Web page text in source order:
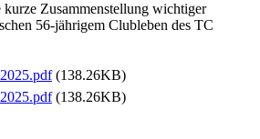
Zusammenstellung wichtiger
56-jährigem Clubleben des TC
(138.26KB)
(138.26KB)